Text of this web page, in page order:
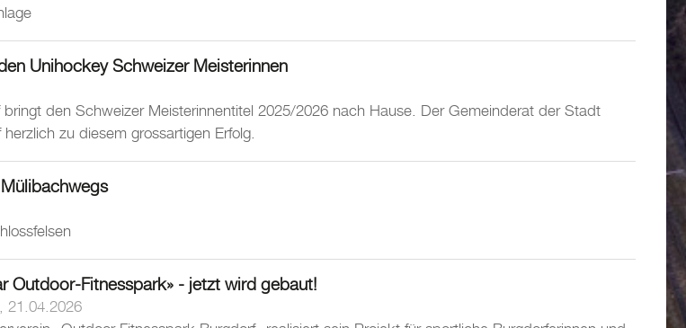
Unihockey Schweizer Meisterinnen
bringt den Schweizer Meisterinnentitel 2025/2026 nach Hause. Der Gemeinderat der Stadt
zu diesem grossartigen Erfolg.
Outdoor-Fitnesspark» - jetzt wird gebaut!
21.04.2026